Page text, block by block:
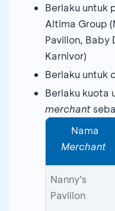
Berlaku untuk
Altima Group
Pavillon, Baby
Karnivor)
Berlaku untuk
Berlaku kuota
merchant
Nama
Merchant
Nanny’s
Pavillon